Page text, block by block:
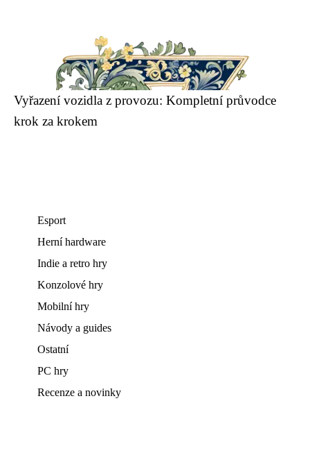
Vyřazení vozidla z provozu: Kompletní průvodce
krok za krokem
Esport
Herní hardware
Indie a retro hry
Konzolové hry
Mobilní hry
Návody a guides
Ostatní
PC hry
Recenze a novinky